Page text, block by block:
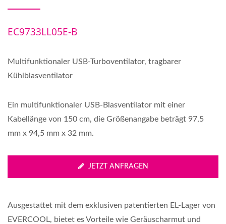
EC9733LL05E-B
Multifunktionaler USB-Turboventilator, tragbarer
Kühlblasventilator
Ein multifunktionaler USB-Blasventilator mit einer
Kabellänge von 150 cm, die Größenangabe beträgt 97,5
mm x 94,5 mm x 32 mm.
JETZT ANFRAGEN
Ausgestattet mit dem exklusiven patentierten EL-Lager von
EVERCOOL, bietet es Vorteile wie Geräuscharmut und